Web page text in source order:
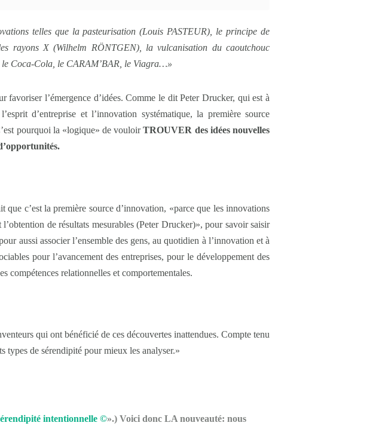
telles que la pasteurisation (Louis PASTEUR), le principe de
rayons X (Wilhelm RÖNTGEN), la vulcanisation du caoutchouc
le Coca-Cola, le CARAM’BAR, le Viagra…»
l’émergence d’idées. Comme le dit Peter Drucker, qui est à
d’entreprise et l’innovation systématique, la première source
pourquoi la «logique» de vouloirTROUVER des idées nouvelles
que c’est la première source d’innovation, «parce que les innovations
de résultats mesurables (Peter Drucker)», pour savoir saisir
aussi associer l’ensemble des gens, au quotidien à l’innovation et à
pour l’avancement des entreprises, pour le développement des
compétences relationnelles et comportementales.
qui ont bénéficié de ces découvertes inattendues. Compte tenu
types de sérendipité pour mieux les analyser.»
intentionnelle ©».) Voici donc LA nouveauté: nous